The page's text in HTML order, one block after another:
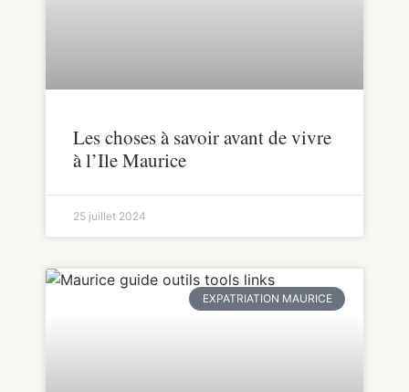
Les choses à savoir avant de vivre
à l’Ile Maurice
25 juillet 2024
EXPATRIATION MAURICE